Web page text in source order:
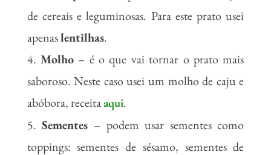
de cereais e leguminosas. Para este prato usei
apenaslentilhas.
Molho – é o que vai tornar o prato mais
saboroso. Neste caso usei um molho de caju e
abóbora, receitaaqui.
Sementes – podem usar sementes como
toppings: sementes de sésamo, sementes de